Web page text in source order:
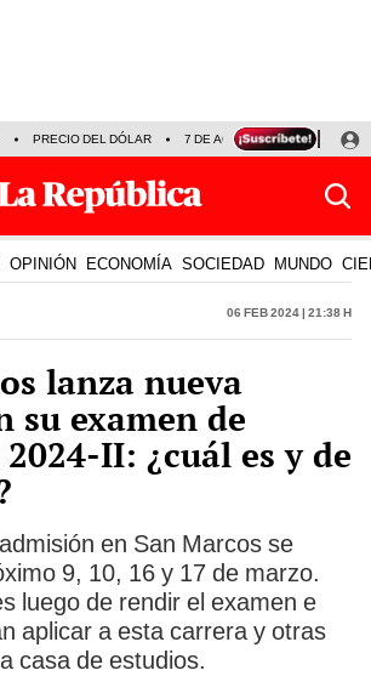
PRECIO DEL DÓLAR 7 DE AGOSTO OLLANTA
OPINIÓN ECONOMÍA SOCIEDAD MUNDO
06 Feb 2024 | 21:38 h
lanza nueva
su examen de
II: ¿cuál es y de
en San Marcos se
9, 10, 16 y 17 de marzo.
luego de rendir el examen e
aplicar a esta carrera y otras
casa de estudios.